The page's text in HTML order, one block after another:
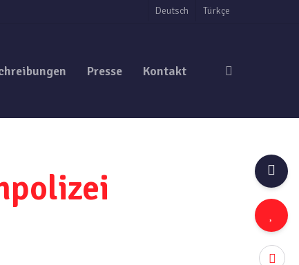
twitter
Deutsch Türkçe
Presse Kontakt